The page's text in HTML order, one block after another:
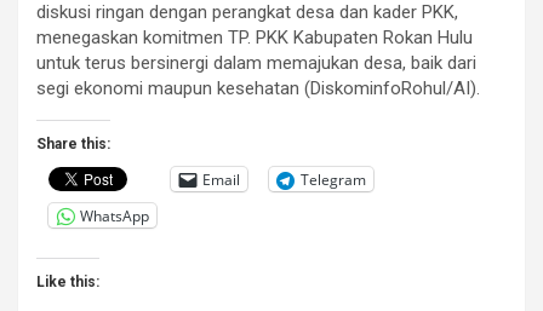
diskusi ringan dengan perangkat desa dan kader PKK,
menegaskan komitmen TP. PKK Kabupaten Rokan Hulu
untuk terus bersinergi dalam memajukan desa, baik dari
segi ekonomi maupun kesehatan (DiskominfoRohul/AI).
Share this:
Email
Telegram
WhatsApp
Like this: